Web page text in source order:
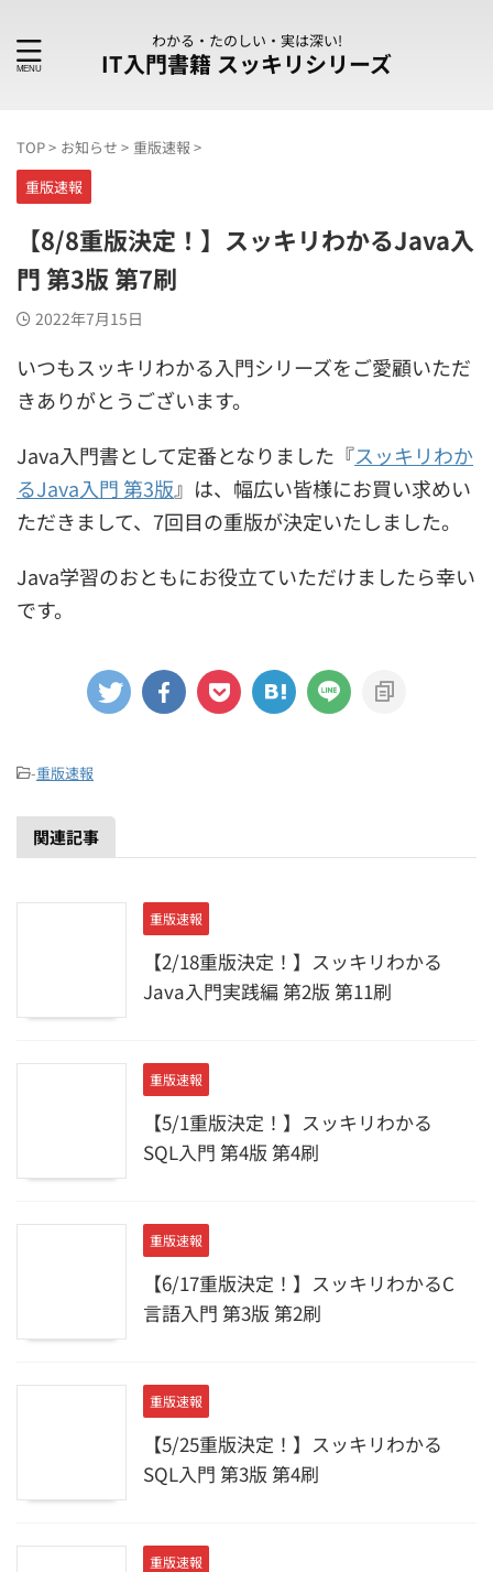
わかる・たのしい・実は深い!
IT入門書籍 スッキリシリーズ
TOP> お知らせ > 重版速報 >
重版速報
【8/8重版決定！】スッキリわかるJava入
門 第3版 第7刷
2022年7月15日
いつもスッキリわかる入門シリーズをご愛顧いただ
きありがとうございます。
Java入門書として定番となりました『スッキリわか
るJava入門 第3版』は、幅広い皆様にお買い求めい
ただきまして、7回目の重版が決定いたしました。
Java学習のおともにお役立ていただけましたら幸い
です。
-重版速報
関連記事
重版速報
【2/18重版決定！】スッキリわかる
Java入門実践編 第2版 第11刷
重版速報
【5/1重版決定！】スッキリわかる
SQL入門 第4版 第4刷
重版速報
【6/17重版決定！】スッキリわかるC
言語入門 第3版 第2刷
重版速報
【5/25重版決定！】スッキリわかる
SQL入門 第3版 第4刷
重版速報